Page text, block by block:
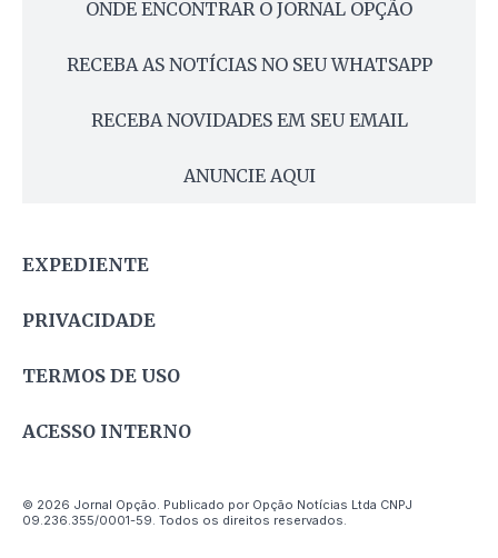
ONDE ENCONTRAR O JORNAL OPÇÃO
RECEBA AS NOTÍCIAS NO SEU WHATSAPP
RECEBA NOVIDADES EM SEU EMAIL
ANUNCIE AQUI
EXPEDIENTE
PRIVACIDADE
TERMOS DE USO
ACESSO INTERNO
© 2026 Jornal Opção. Publicado por Opção Notícias Ltda CNPJ
09.236.355/0001-59. Todos os direitos reservados.